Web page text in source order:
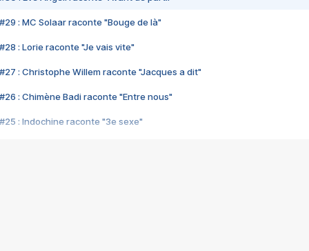
#29 : MC Solaar raconte "Bouge de là"
#28 : Lorie raconte "Je vais vite"
#27 : Christophe Willem raconte "Jacques a dit"
#26 : Chimène Badi raconte "Entre nous"
#25 : Indochine raconte "3e sexe"